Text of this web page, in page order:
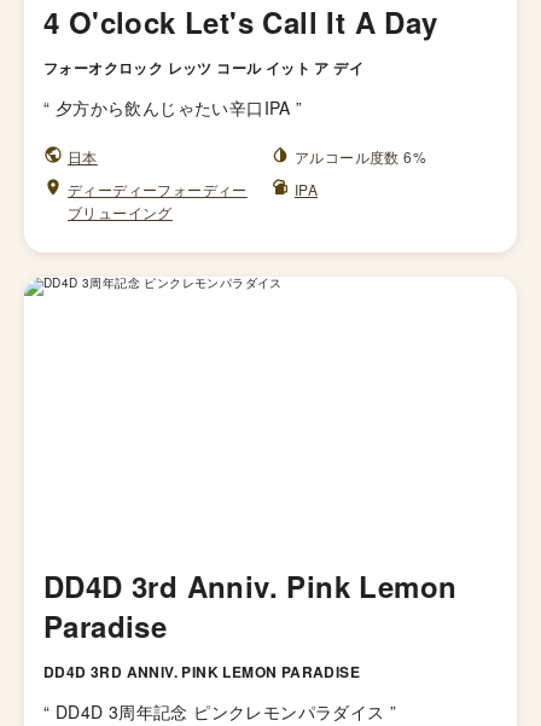
4 O'clock Let's Call It A Day
フォーオクロック レッツ コール イット ア デイ
“ 夕方から飲んじゃたい辛口IPA ”
日本
アルコール度数 6%
ディーディーフォーディー
ブリューイング
IPA
DD4D 3rd Anniv. Pink Lemon
Paradise
DD4D 3RD ANNIV. PINK LEMON PARADISE
“ DD4D 3周年記念 ピンクレモンパラダイス ”